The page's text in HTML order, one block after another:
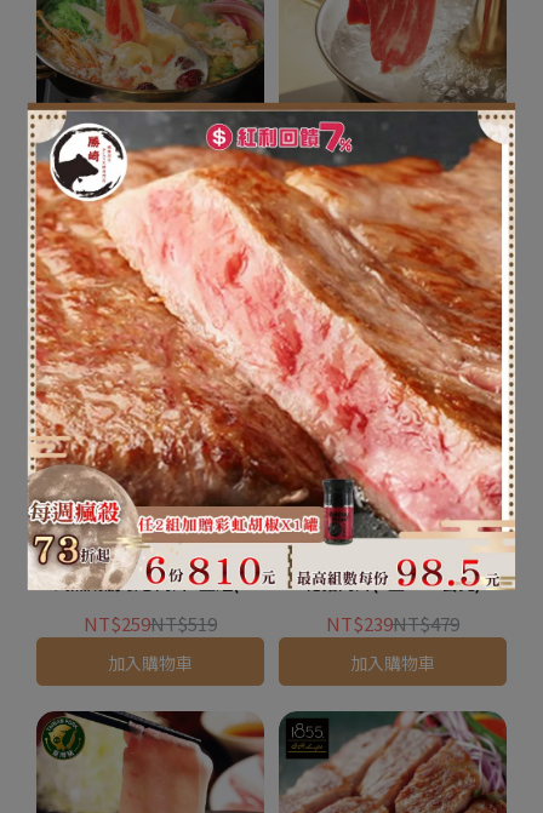
【599元免運】美國CAB安格
斯雪花牛培肉片1盒組(1
盒-200公克)
NT$199NT$399
加入購物車
【599免運】巴拉圭亞伯丁黑
牛極鮮嫩肩牛肉片1盒組(1
盒-200公克)
NT$219NT$439
加入購物車
【599免運】紐西蘭銀蕨PS濕
式熟成肋眼心肉片1盒組(1
NT$259NT$519
加入購物車
【599免運】國產嚴選鮮嫩梅
花豬肉片(1盒-200公克)
NT$239NT$479
加入購物車